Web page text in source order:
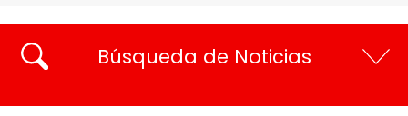
Búsqueda de Noticias